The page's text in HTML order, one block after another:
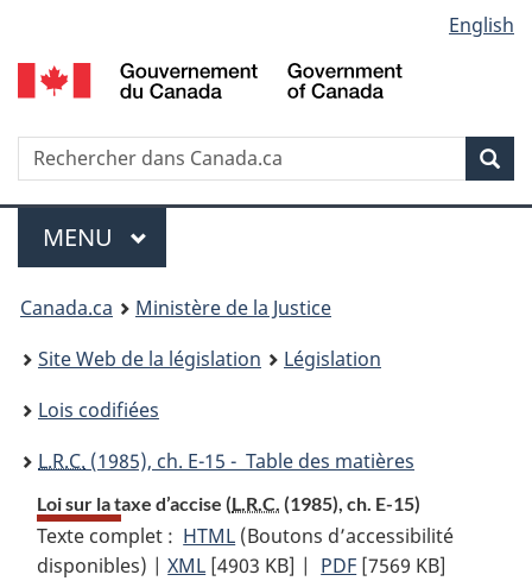
au
contenu
propos
de
la
HTML
simplifiée
selection
English
Recherche
Menu
MENU PRINCIPAL
You
are
here:
Canada.ca
Ministère de la Justice
Site Web de la législation
Législation
Lois codifiées
L.R.C. (1985), ch. E-15 - Table des matières
Loi sur la taxe d’accise (L.R.C. (1985), ch. E-15)
Texte complet : HTML Texte
complet
(Boutons d’accessibilité
disponibles) |XML Texte
[4903 KB] | PDF Texte
[7569 KB]